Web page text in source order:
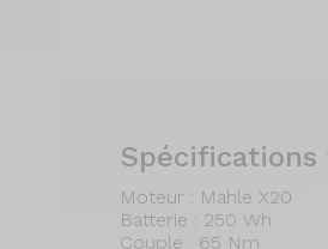
Moteur : Mahle X20
Batterie : 250 Wh
Couple : 65 Nm